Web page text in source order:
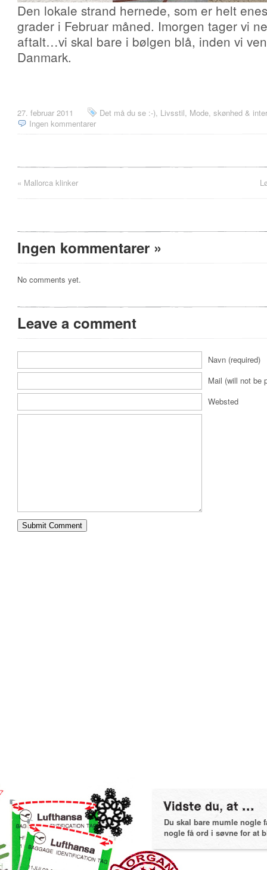
Den lokale strand hernede, som er helt
grader i Februar måned. Imorgen tager vi
aftalt…vi skal bare i bølgen blå, inden vi
Danmark.
27. februar 2011 Det må du se :-), Livsstil, Mode, skønhed &
Ingen kommentarer
« Mallorca klinker
Ingen kommentarer »
No comments yet.
Leave a comment
Navn (required)
Mail (will not be
Websted
Du skal bare mumle nogle
nogle få ord i søvne for at